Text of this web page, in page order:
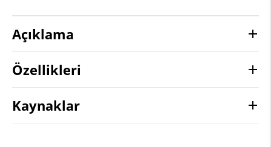
Açıklama
Özellikleri
Kaynaklar